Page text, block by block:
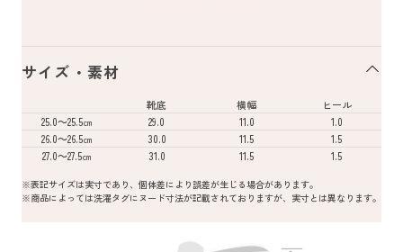
サイズ・素材
靴底 横幅
ヒール
25.0～25.5㎝
29.0 11.0
1.0
26.0～26.5㎝
30.0 11.5
1.5
27.0～27.5㎝
31.0 11.5 1.5
※表記サイズは実寸であり、個体差により誤差が生じる場合があります。
※商品によっては洗濯タグにヌード寸法が記載されておりますが、実寸とは異なります。